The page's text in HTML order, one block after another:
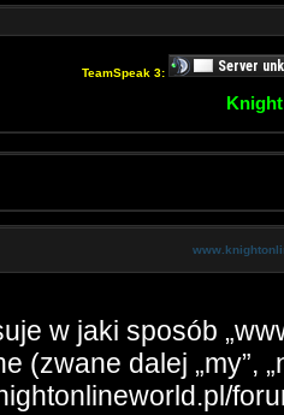
TeamSpeak 3:
w jaki sposób
(zwane dalej „my”,